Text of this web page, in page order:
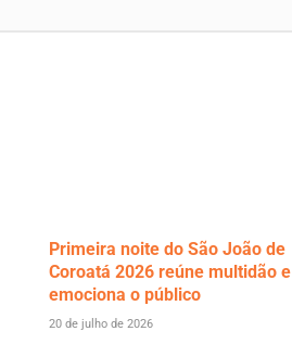
Primeira noite do São João de
Coroatá 2026 reúne multidão e
emociona o público
20 de julho de 2026